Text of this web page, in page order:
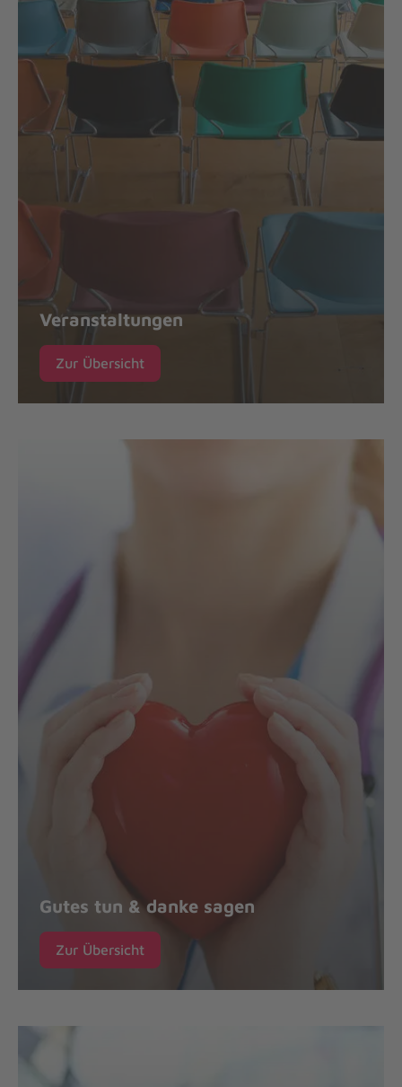
Veranstaltungen
Zur Übersicht
Gutes tun & danke sagen
Zur Übersicht